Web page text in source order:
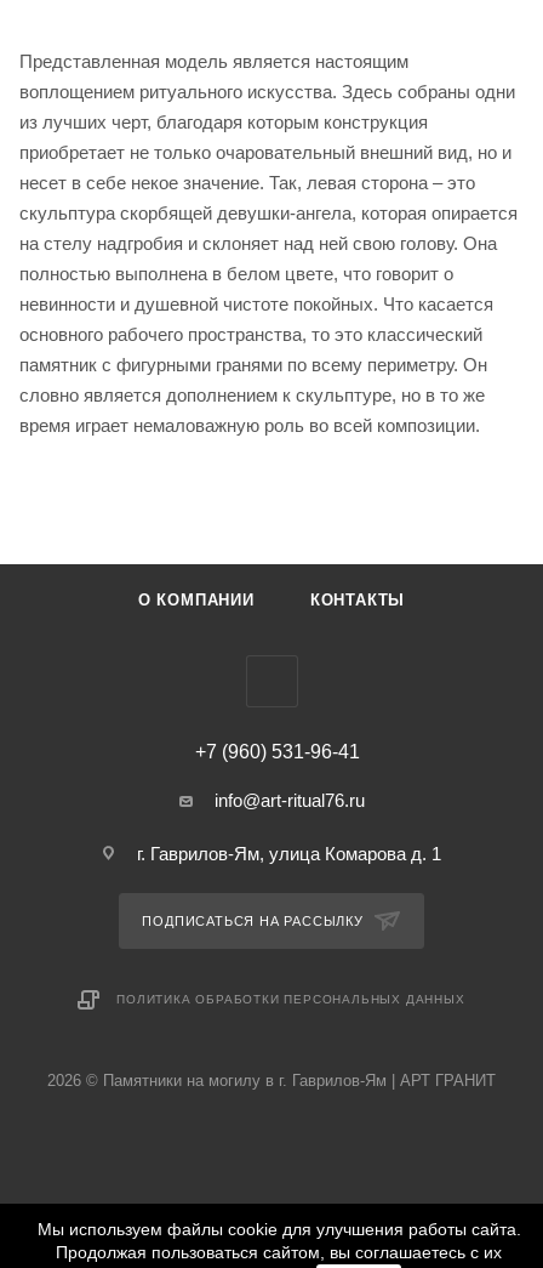
Представленная модель является настоящим
воплощением ритуального искусства. Здесь собраны одни
из лучших черт, благодаря которым конструкция
приобретает не только очаровательный внешний вид, но и
несет в себе некое значение. Так, левая сторона – это
скульптура скорбящей девушки-ангела, которая опирается
на стелу надгробия и склоняет над ней свою голову. Она
полностью выполнена в белом цвете, что говорит о
невинности и душевной чистоте покойных. Что касается
основного рабочего пространства, то это классический
памятник с фигурными гранями по всему периметру. Он
словно является дополнением к скульптуре, но в то же
время играет немаловажную роль во всей композиции.
О КОМПАНИИ КОНТАКТЫ
+7 (960) 531-96-41
info@art-ritual76.ru
г. Гаврилов-Ям, улица Комарова д. 1
ПОДПИСАТЬСЯ НА РАССЫЛКУ
ПОЛИТИКА ОБРАБОТКИ ПЕРСОНАЛЬНЫХ ДАННЫХ
2026 © Памятники на могилу в г. Гаврилов-Ям | АРТ ГРАНИТ
Мы используем файлы cookie для улучшения работы сайта.
Продолжая пользоваться сайтом, вы соглашаетесь с их